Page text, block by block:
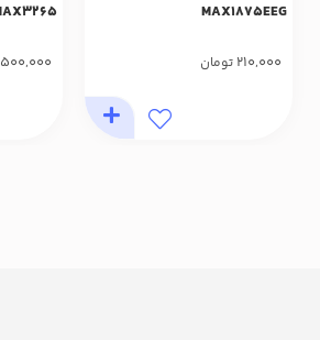
MAX1875EEG
210,000 تومان 500,000